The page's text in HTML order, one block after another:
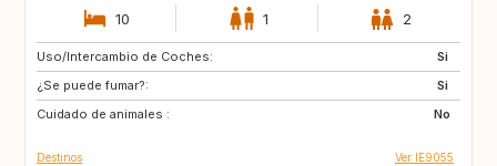
10 1 2
Uso/Intercambio de Coches:
Si
¿Se puede fumar?:
Si
Cuidado de animales :
No
AT
FR
DE
Destinos Ver IE9055